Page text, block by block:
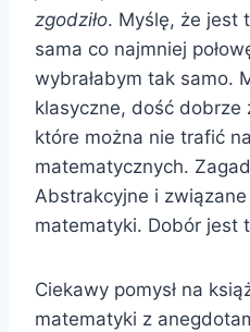
zgodziło. Myślę, że jest
sama co najmniej
wybrałabym tak samo.
klasyczne, dość dobrze
które można nie trafić
matematycznych.
Abstrakcyjne i
matematyki. Dobór jest
Ciekawy pomysł na
matematyki z